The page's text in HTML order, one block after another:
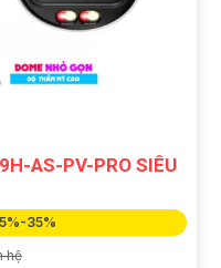
AS-PV-PRO SIÊU
35%
hệ